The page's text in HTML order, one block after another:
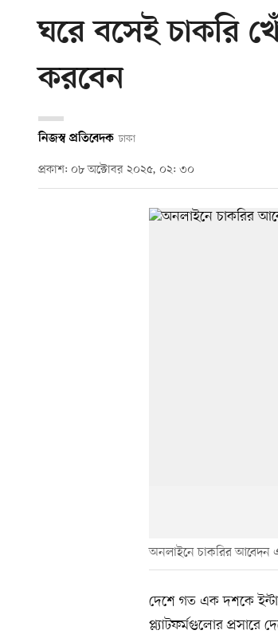
ঘরে বসেই চাকরি
করবেন
নিজস্ব প্রতিবেদক ঢাকা
প্রকাশ: ০৮ অক্টোবর ২০২৫, ০২: ৩০
অনলাইনে চাকরির আবেদন
দেশে গত এক দশকে
প্ল্যাটফর্মগুলোর